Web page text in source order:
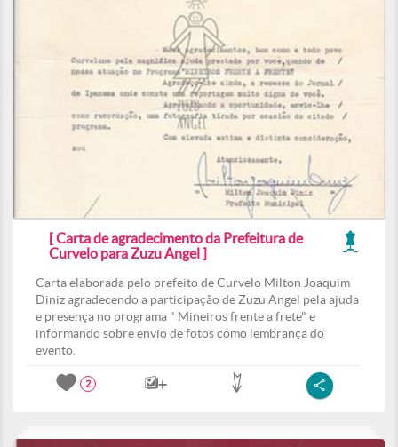
[ Carta de agradecimento da Prefeitura de
Curvelo para Zuzu Angel ]
Carta elaborada pelo prefeito de Curvelo Milton Joaquim
Diniz agradecendo a participação de Zuzu Angel pela ajuda
e presença no programa " Mineiros frente a frete" e
informando sobre envio de fotos como lembrança do
evento.
2